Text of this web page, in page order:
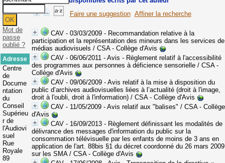
Faire une suggestion Affiner la recherche
CAV - 03/03/2009 - Recommandation relative à la
participation et la représentation des mineurs dans les services de
médias audiovisuels / CSA - Collège d'Avis
CAV - 06/06/2011 - Avis - Règlement relatif à l'accessibilité
des programmes aux personnes à déficience sensorielle/ CSA -
Collège d'Avis
CAV - 09/06/2009 - Avis relatif à la mise à disposition du
public d’archives audiovisuelles liées à l’actualité (droit à l'image,
droit à l'oubli, droit à l'information)/ CSA - Collège d'Avis
CAV - 11/05/2009 - Avis relatif aux "balises" / CSA - Collège
d'Avis
CAV - 16/09/2013 - Règlement définissant les modalités de
délivrance des messages d'information du public sur la
consommation télévisuelle par les enfants de moins de 3 ans en
application de l'art. 88bis §1 du décret coordonné du 26 mars 2009
sur les SMA/ CSA - Collège d'Avis
Mot de
passe
oublié ?
Adresse
Centre
de
Docume
ntation
du
Conseil
Supérieu
r de
l'Audiovi
suel
Rue
Royale
89